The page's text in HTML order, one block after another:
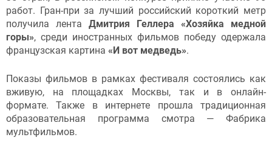
работ. Гран-при за лучший российский короткий метр
получила лента Дмитрия Геллера
«Хозяйка медной
горы», среди иностранных фильмов победу одержала
французская картина «И вот медведь».
Показы фильмов в рамках фестиваля состоялись как
вживую, на площадках Москвы, так и в онлайн-
формате. Также в интернете прошла традиционная
образовательная программа смотра — Фабрика
мультфильмов.